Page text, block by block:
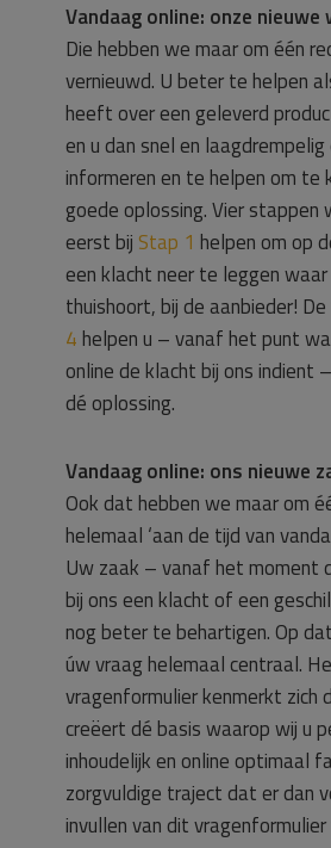
Vandaag online: onze nieuwe
Die hebben we maar om één
vernieuwd. U beter te helpen
heeft over een geleverd
en u dan snel en
informeren en te helpen om te
goede oplossing. Vier stappen
eerst bij Stap 1 helpen om op
een klacht neer te leggen
thuishoort, bij de aanbieder!
4helpen u – vanaf het punt
online de klacht bij ons indient
dé oplossing.
Vandaag online: ons nieuwe
Ook dat hebben we maar om
helemaal ‘aan de tijd van
Uw zaak – vanaf het moment
bij ons een klacht of een
nog beter te behartigen. Op
úw vraag helemaal centraal.
vragenformulier kenmerkt zich
creëert dé basis waarop wij u
inhoudelijk en online optimaal
zorgvuldige traject dat er dan
invullen van dit